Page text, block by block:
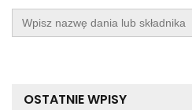
Search
for:
OSTATNIE WPISY